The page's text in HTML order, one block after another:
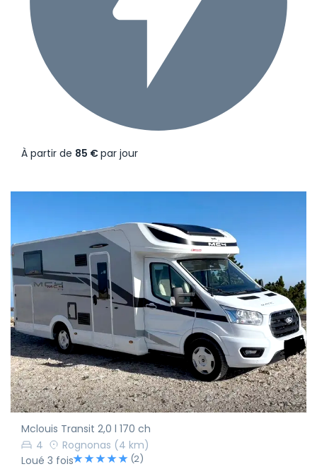
À partir de 85 €par jour
Mclouis Transit 2,0 l 170 ch
4
Rognonas (4 km)
Loué 3 fois
(2)